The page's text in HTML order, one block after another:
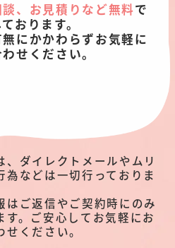
、お見積りなど無料で
おります。
にかかわらずお気軽に
せください。
、ダイレクトメールやムリ
為などは一切行っておりま
はご返信やご契約時にのみ
す。ご安心してお気軽にお
せください。